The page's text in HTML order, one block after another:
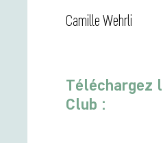
Camille Wehrli
Téléchargez
Club :